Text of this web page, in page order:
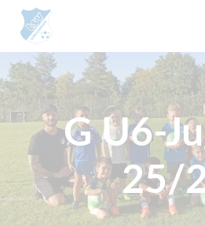
G U6-
25/